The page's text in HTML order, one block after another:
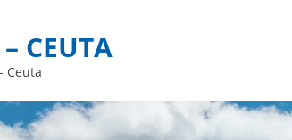
CEUTA
Ceuta